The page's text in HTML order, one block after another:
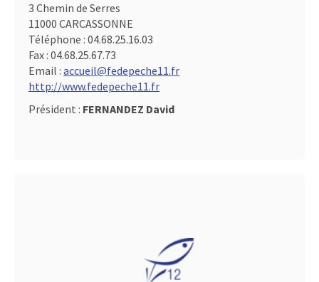
3 Chemin de Serres
11000 CARCASSONNE
Téléphone : 04.68.25.16.03
Fax : 04.68.25.67.73
Email : accueil@fedepeche11.fr
http://www.fedepeche11.fr
Président : FERNANDEZ David